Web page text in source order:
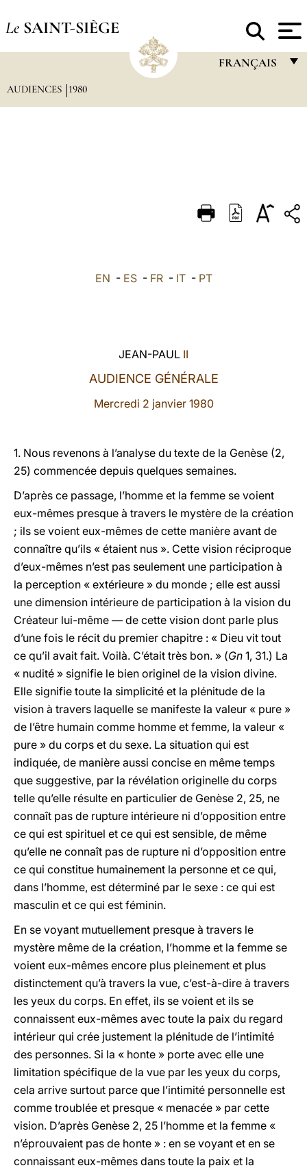
Le SAINT-SIÈGE
FRANÇAIS
DEUTSCH
AUDIENCES 1980
EN - ES- FR- IT- PT
JEAN-PAUL II
AUDIENCE GÉNÉRALE
Mercredi 2 janvier 1980
1. Nous revenons à l’analyse du texte de la Genèse (2,
25) commencée depuis quelques semaines.
D’après ce passage, l’homme et la femme se voient
eux-mêmes presque à travers le mystère de la création
; ils se voient eux-mêmes de cette manière avant de
connaître qu’ils « étaient nus ». Cette vision réciproque
d’eux-mêmes n’est pas seulement une participation à
la perception « extérieure » du monde ; elle est aussi
une dimension intérieure de participation à la vision du
Créateur lui-même — de cette vision dont parle plus
d’une fois le récit du premier chapitre : « Dieu vit tout
ce qu’il avait fait. Voilà. C’était très bon. » (Gn 1, 31.) La
« nudité » signifie le bien originel de la vision divine.
Elle signifie toute la simplicité et la plénitude de la
vision à travers laquelle se manifeste la valeur « pure »
de l’être humain comme homme et femme, la valeur «
pure » du corps et du sexe. La situation qui est
indiquée, de manière aussi concise en même temps
que suggestive, par la révélation originelle du corps
telle qu’elle résulte en particulier de Genèse 2, 25, ne
connaît pas de rupture intérieure ni d’opposition entre
ce qui est spirituel et ce qui est sensible, de même
qu’elle ne connaît pas de rupture ni d’opposition entre
ce qui constitue humainement la personne et ce qui,
dans l’homme, est déterminé par le sexe : ce qui est
masculin et ce qui est féminin.
En se voyant mutuellement presque à travers le
mystère même de la création, l’homme et la femme se
voient eux-mêmes encore plus pleinement et plus
distinctement qu’à travers la vue, c’est-à-dire à travers
les yeux du corps. En effet, ils se voient et ils se
connaissent eux-mêmes avec toute la paix du regard
intérieur qui crée justement la plénitude de l’intimité
des personnes. Si la « honte » porte avec elle une
limitation spécifique de la vue par les yeux du corps,
cela arrive surtout parce que l’intimité personnelle est
comme troublée et presque « menacée » par cette
vision. D’après Genèse 2, 25 l’homme et la femme «
n’éprouvaient pas de honte » : en se voyant et en se
connaissant eux-mêmes dans toute la paix et la